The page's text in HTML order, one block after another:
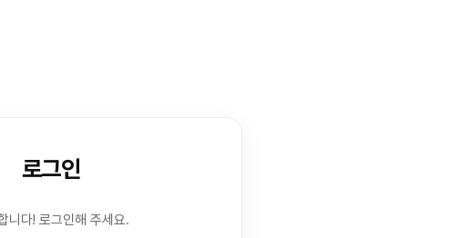
로그인
니다! 로그인해 주세요.